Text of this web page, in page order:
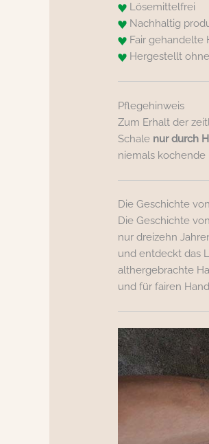
Lösemittelfrei
Nachhaltig
Fair gehandelte
Hergestellt
Pflegehinweis
Zum Erhalt der
Schale nur durch
niemals kochende
Die Geschichte
Die Geschichte von
nur dreizehn
und entdeckt das
althergebrachte
und für fairen